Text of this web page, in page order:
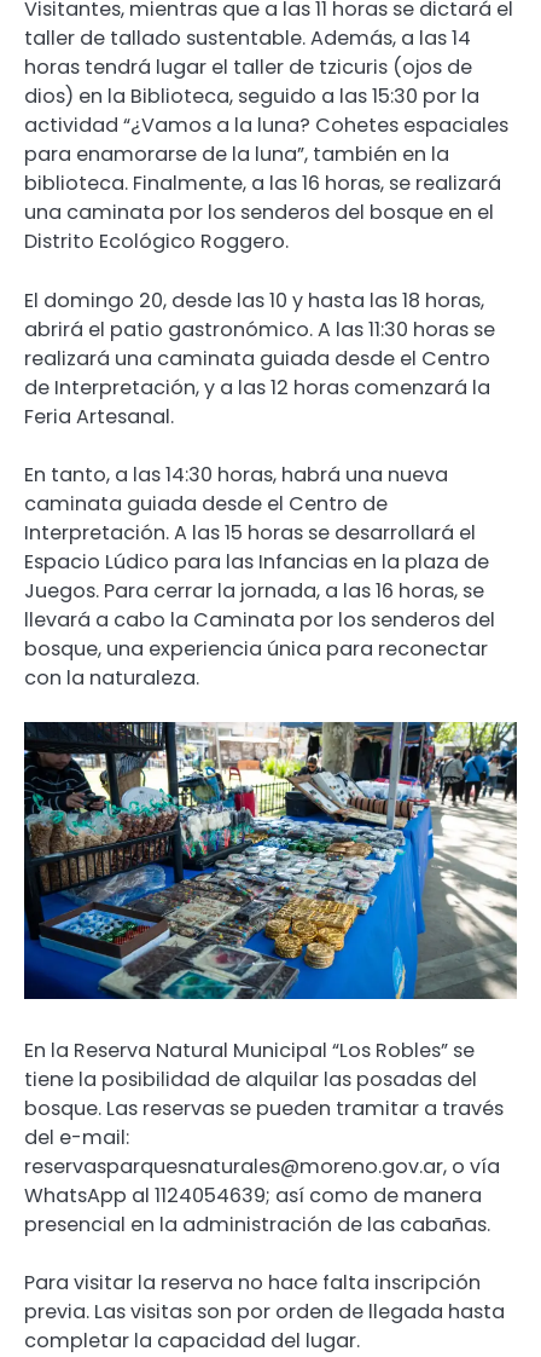
Visitantes, mientras que a las 11 horas se dictará el
taller de tallado sustentable. Además, a las 14
horas tendrá lugar el taller de tzicuris (ojos de
dios) en la Biblioteca, seguido a las 15:30 por la
actividad “¿Vamos a la luna? Cohetes espaciales
para enamorarse de la luna”, también en la
biblioteca. Finalmente, a las 16 horas, se realizará
una caminata por los senderos del bosque en el
Distrito Ecológico Roggero.
El domingo 20, desde las 10 y hasta las 18 horas,
abrirá el patio gastronómico. A las 11:30 horas se
realizará una caminata guiada desde el Centro
de Interpretación, y a las 12 horas comenzará la
Feria Artesanal.
En tanto, a las 14:30 horas, habrá una nueva
caminata guiada desde el Centro de
Interpretación. A las 15 horas se desarrollará el
Espacio Lúdico para las Infancias en la plaza de
Juegos. Para cerrar la jornada, a las 16 horas, se
llevará a cabo la Caminata por los senderos del
bosque, una experiencia única para reconectar
con la naturaleza.
En la Reserva Natural Municipal “Los Robles” se
tiene la posibilidad de alquilar las posadas del
bosque. Las reservas se pueden tramitar a través
del e-mail:
reservasparquesnaturales@moreno.gov.ar, o vía
WhatsApp al 1124054639; así como de manera
presencial en la administración de las cabañas.
Para visitar la reserva no hace falta inscripción
previa. Las visitas son por orden de llegada hasta
completar la capacidad del lugar.